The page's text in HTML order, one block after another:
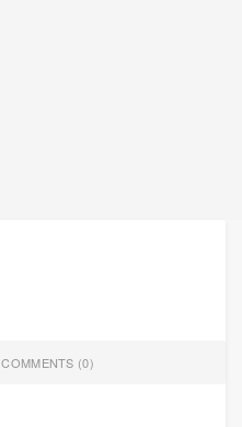
COMMENTS (0)